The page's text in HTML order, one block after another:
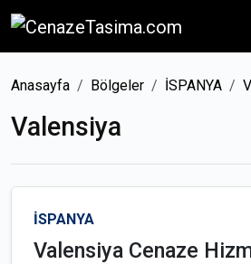
Anasayfa Bölgeler İSPANYA
Valensiya
İSPANYA
Valensiya Cenaze